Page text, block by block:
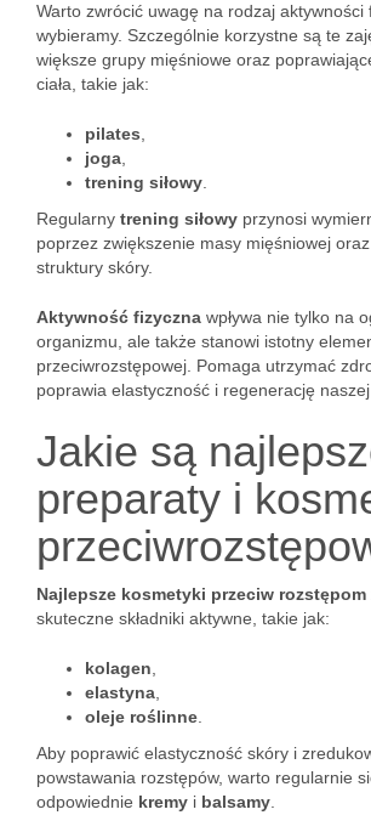
Warto zwrócić uwagę na rodzaj aktywności
wybieramy. Szczególnie korzystne są te
większe grupy mięśniowe oraz
ciała, takie jak:
pilates
joga
trening siłowy
Regularny trening siłowy przynosi
poprzez zwiększenie masy mięśniowej
struktury skóry.
Aktywność fizyczna wpływa nie tylko na
organizmu, ale także stanowi istotny
przeciwrozstępowej. Pomaga utrzymać
poprawia elastyczność i regenerację naszej
Jakie są
preparaty i
Najlepsze kosmetyki przeciw rozstępom
skuteczne składniki aktywne, takie jak:
kolagen
elastyna
oleje roślinne
Aby poprawić elastyczność skóry i
powstawania rozstępów, warto regularnie
odpowiednie kremy i balsamy